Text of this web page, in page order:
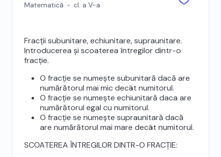
Matematică cl. a V-a
Fracții subunitare, echiunitare, supraunitare.
Introducerea și scoaterea întregilor dintr-o
fracție.
O fracție se numește subunitară dacă are
numărătorul mai mic decât numitorul.
O fracție se numește echiunitară daca are
numărătorul egal cu numitorul.
O fracție se numește supraunitară dacă
are numărătorul mai mare decât numitorul.
SCOATEREA ÎNTREGILOR DINTR-O FRACȚIE: